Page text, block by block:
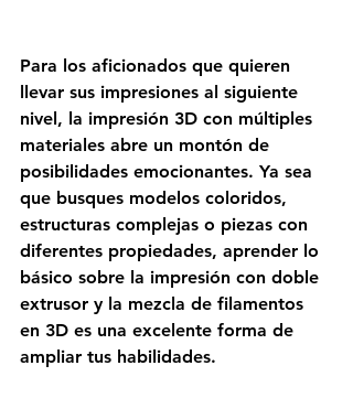
Para los aficionados que quieren
llevar sus impresiones al siguiente
nivel, la impresión 3D con múltiples
materiales abre un montón de
posibilidades emocionantes. Ya sea
que busques modelos coloridos,
estructuras complejas o piezas con
diferentes propiedades, aprender lo
básico sobre la impresión con doble
extrusor y la mezcla de filamentos
en 3D es una excelente forma de
ampliar tus habilidades.